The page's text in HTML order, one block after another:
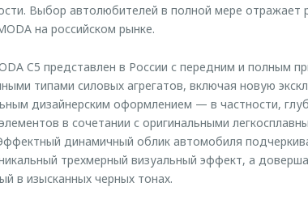
Выбор автолюбителей в полной мере отражает
на российском рынке.
C5 представлен в России с передним и полным
типами силовых агрегатов, включая новую
дизайнерским оформлением — в частности,
в сочетании с оригинальными
динамичный облик автомобиля
трехмерный визуальный эффект, а
в изысканных черных тонах.